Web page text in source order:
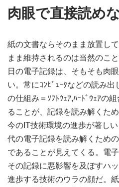
肉眼で直接読め
紙の文書ならそのまま放置し
まま維持されるのは当然のこ
日の電子記録は、そもそも肉
い。常にｺﾝﾋﾟｭｰﾀなどの読み
の仕組み＝ｿﾌﾄｳｪｱ,ﾊｰﾄﾞｳｪｱの
ることが、記録を読み解くた
今のIT技術環境の進歩が著し
代の電子記録を読み解くため
であることが見えてくる。電
その記録に悪影響を及ぼすハ
進歩する技術のウラの顔だ。